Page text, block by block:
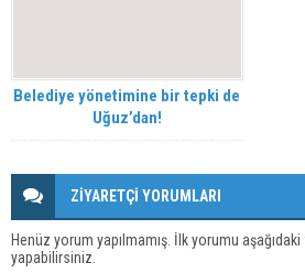
Belediye yönetimine bir tepki de
Uğuz’dan!
ZİYARETÇİ YORUMLARI
Henüz yorum yapılmamış. İlk yorumu aşağıdaki
yapabilirsiniz.